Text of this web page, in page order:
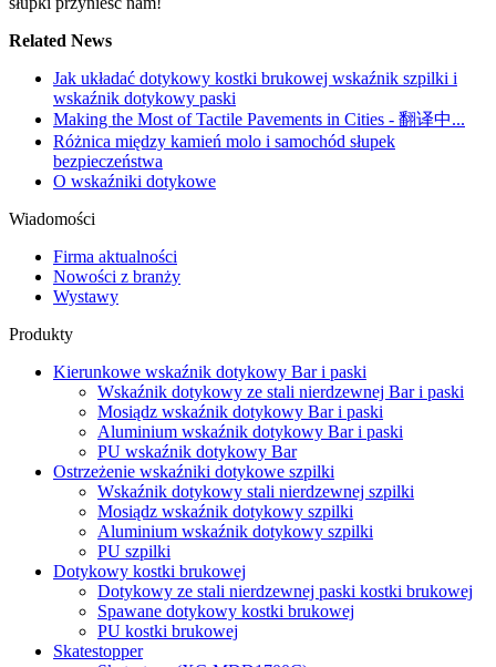
Related News
Jak układać dotykowy kostki brukowej wskaźnik szpilki i
wskaźnik dotykowy paski
Making the Most of Tactile Pavements in Cities - 翻译中...
Różnica między kamień molo i samochód słupek
bezpieczeństwa
O wskaźniki dotykowe
Wiadomości
Firma aktualności
Nowości z branży
Wystawy
Produkty
Kierunkowe wskaźnik dotykowy Bar i paski
Wskaźnik dotykowy ze stali nierdzewnej Bar i paski
Mosiądz wskaźnik dotykowy Bar i paski
Aluminium wskaźnik dotykowy Bar i paski
PU wskaźnik dotykowy Bar
Ostrzeżenie wskaźniki dotykowe szpilki
Wskaźnik dotykowy stali nierdzewnej szpilki
Mosiądz wskaźnik dotykowy szpilki
Aluminium wskaźnik dotykowy szpilki
PU szpilki
Dotykowy kostki brukowej
Dotykowy ze stali nierdzewnej paski kostki brukowej
Spawane dotykowy kostki brukowej
PU kostki brukowej
Skatestopper